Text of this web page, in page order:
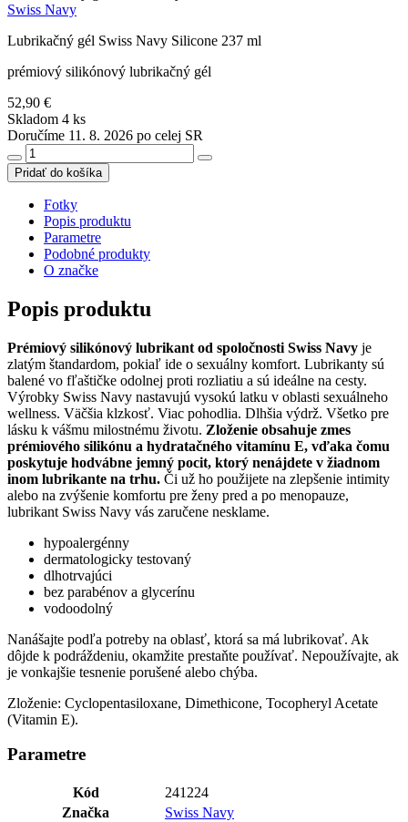
Swiss Navy
Lubrikačný gél Swiss Navy Silicone 237 ml
prémiový silikónový lubrikačný gél
52,90 €
Skladom 4 ks
Doručíme 11. 8. 2026 po celej SR
Pridať do košíka
Fotky
Popis produktu
Parametre
Podobné produkty
O značke
Popis produktu
Prémiový silikónový lubrikant od spoločnosti Swiss Navy je
zlatým štandardom, pokiaľ ide o sexuálny komfort. Lubrikanty sú
balené vo fľaštičke odolnej proti rozliatiu a sú ideálne na cesty.
Výrobky Swiss Navy nastavujú vysokú latku v oblasti sexuálneho
wellness. Väčšia klzkosť. Viac pohodlia. Dlhšia výdrž. Všetko pre
lásku k vášmu milostnému životu. Zloženie obsahuje zmes
prémiového silikónu a hydratačného vitamínu E, vďaka čomu
poskytuje hodvábne jemný pocit, ktorý nenájdete v žiadnom
inom lubrikante na trhu. Či už ho použijete na zlepšenie intimity
alebo na zvýšenie komfortu pre ženy pred a po menopauze,
lubrikant Swiss Navy vás zaručene nesklame.
hypoalergénny
dermatologicky testovaný
dlhotrvajúci
bez parabénov a glycerínu
vodoodolný
Nanášajte podľa potreby na oblasť, ktorá sa má lubrikovať. Ak
dôjde k podráždeniu, okamžite prestaňte používať. Nepoužívajte, ak
je vonkajšie tesnenie porušené alebo chýba.
Zloženie: Cyclopentasiloxane, Dimethicone, Tocopheryl Acetate
(Vitamin E).
Parametre
Kód
241224
Značka
Swiss Navy